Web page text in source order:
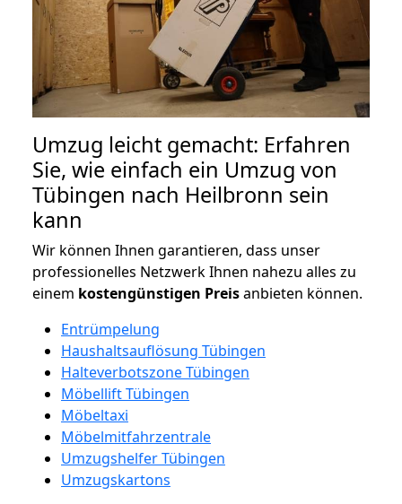
Umzug leicht gemacht: Erfahren
Sie, wie einfach ein Umzug von
Tübingen nach Heilbronn sein
kann
Wir können Ihnen garantieren, dass unser
professionelles Netzwerk Ihnen nahezu alles zu
einem kostengünstigen Preisanbieten können.
Entrümpelung
Haushaltsauflösung Tübingen
Halteverbotszone Tübingen
Möbellift Tübingen
Möbeltaxi
Möbelmitfahrzentrale
Umzugshelfer Tübingen
Umzugskartons